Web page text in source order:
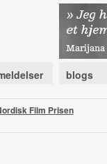
blogs
Film Prisen